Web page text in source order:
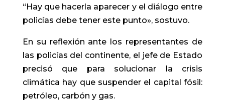
“Hay que hacerla aparecer y el diálogo entre
policías debe tener este punto», sostuvo.
En su reflexión ante los representantes de
las policías del continente, el jefe de Estado
precisó que para solucionar la crisis
climática hay que suspender el capital fósil:
petróleo, carbón y gas.